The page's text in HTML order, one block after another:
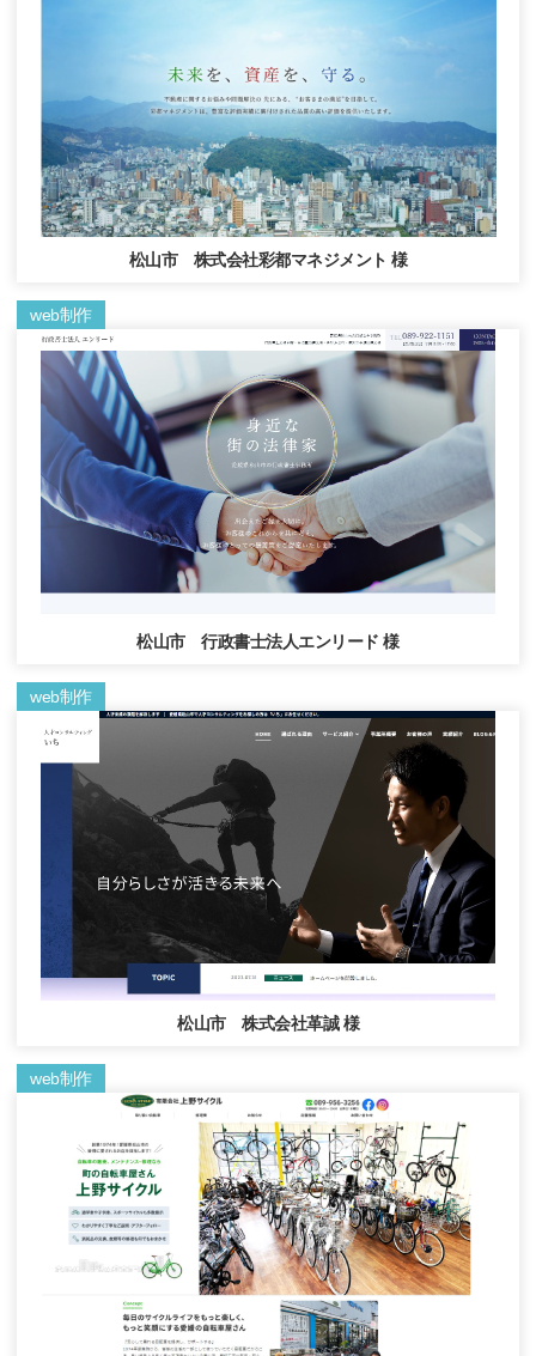
松山市 株式会社彩都マネジメント 様
web制作
松山市 行政書士法人エンリード 様
web制作
松山市 株式会社革誠 様
web制作